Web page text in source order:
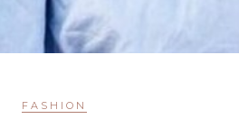
FASHION